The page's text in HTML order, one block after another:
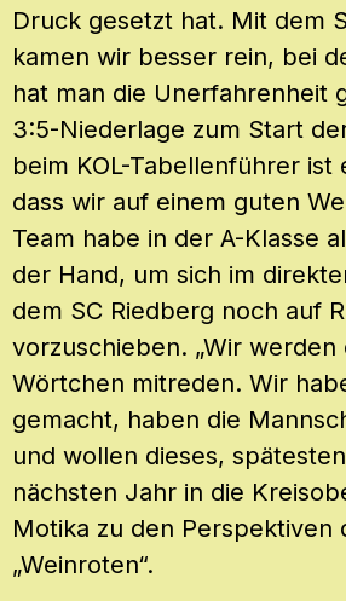
Druck gesetzt hat. Mit dem
kamen wir besser rein, bei
hat man die Unerfahrenheit
3:5-Niederlage zum Start
beim KOL-Tabellenführer ist
dass wir auf einem guten
Team habe in der A-Klasse
der Hand, um sich im
dem SC Riedberg noch auf
vorzuschieben. „Wir werden
Wörtchen mitreden. Wir
gemacht, haben die
und wollen dieses,
nächsten Jahr in die
Motika zu den Perspektiven
„Weinroten“.